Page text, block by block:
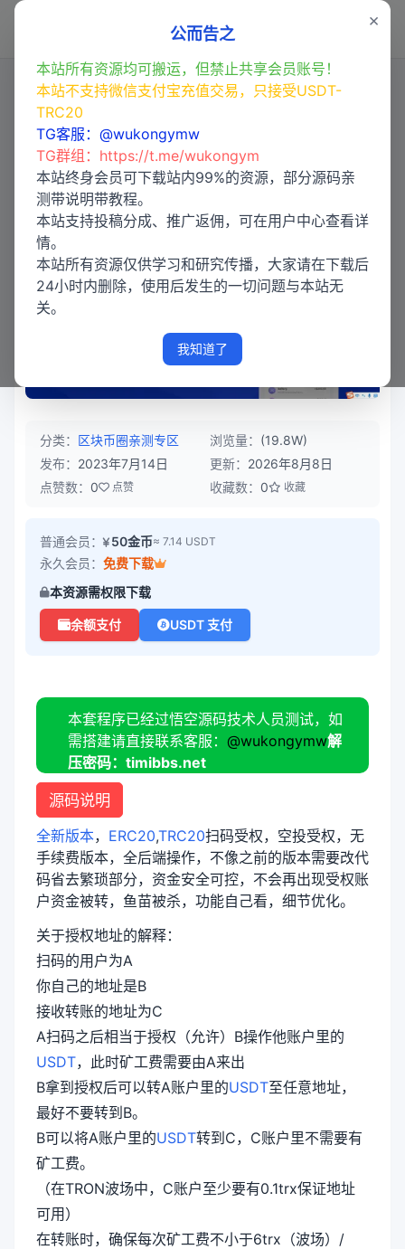
×
公而告之
本站所有资源均可搬运，但禁止共享会员账号！
本站不支持微信支付宝充值交易，只接受USDT-
TRC20
TG客服：@wukongymw
TG群组： https://t.me/wukongym
本站终身会员可下载站内99%的资源，部分源码亲
测带说明带教程。
本站支持投稿分成、推广返佣，可在用户中心查看详
情。
本站所有资源仅供学习和研究传播，大家请在下载后
24小时内删除，使用后发生的一切问题与本站无
关。
我知道了
【亲测】USDT空投/USDT盗U源
码/TRC20扫码授权/USDT合约划
扣/无限开代理商
分类： 区块币圈亲测专区 浏览量： (19.8W)
发布： 2023年7月14日 更新： 2026年8月8日
点赞数： 0 点赞 收藏数： 0 收藏
普通会员： 50金币≈ 7.14 USDT
永久会员： 免费下载
本资源需权限下载
余额支付 USDT 支付
本套程序已经过悟空源码技术人员测试，如
需搭建请直接联系客服： @wukongymw解
压密码：timibbs.net
源码说明
全新版本， ERC20,TRC20扫码受权，空投受权，无
手续费版本，全后端操作，不像之前的版本需要改代
码省去繁琐部分，资金安全可控，不会再出现受权账
户资金被转，鱼苗被杀，功能自己看，细节优化。
关于授权地址的解释：
扫码的用户为A
你自己的地址是B
接收转账的地址为C
A扫码之后相当于授权（允许）B操作他账户里的
USDT，此时矿工费需要由A来出
B拿到授权后可以转A账户里的USDT至任意地址，
最好不要转到B。
B可以将A账户里的USDT转到C，C账户里不需要有
矿工费。
（在TRON波场中，C账户至少要有0.1trx保证地址
可用）
在转账时，确保每次矿工费不小于6trx（波场）/